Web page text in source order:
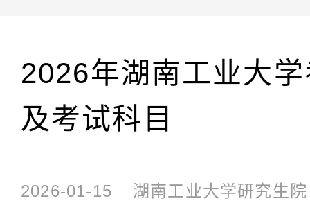
2026年湖南工业大
及考试科目
2026-01-15 湖南工业大学研究生院